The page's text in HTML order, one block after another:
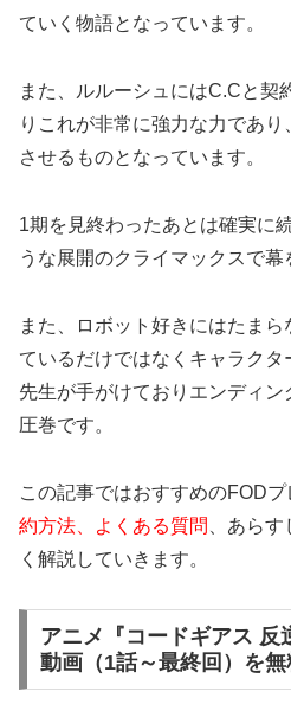
ていく物語となっています。
また、ルルーシュにはC.Cと契
りこれが非常に強力な力であ
させるものとなっています。
1期を見終わったあとは確実に
うな展開のクライマックスで幕
また、ロボット好きにはたま
ているだけではなくキャラク
先生が手がけておりエンディ
圧巻です。
この記事ではおすすめのFOD
約方法、よくある質問
、あら
く解説していきます。
アニメ『コードギアス 反
動画（1話～最終回）を